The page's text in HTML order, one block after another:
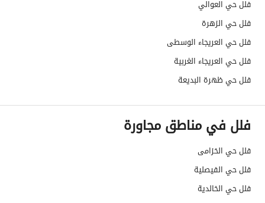
مطابقة لكود البناء
السعودي
العقار مرهون
رقم الأرض
1963
ملاحظات
حدود العقار/الملكية
فلل حي العوالي
فلل حي الزهرة
فلل حي العريجاء الوسطى
فلل حي العريجاء الغربية
فلل حي ظهرة البديعة
فلل في مناطق مجاورة
فلل حي الخزامى
فلل حي الفيصلية
فلل حي الخالدية